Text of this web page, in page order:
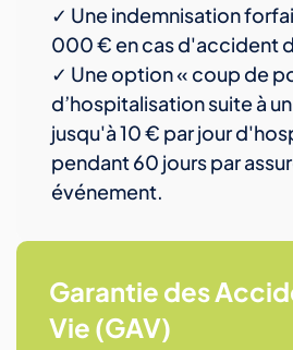
✓ Une indemnisation
000 € en cas d'accident
✓ Une option « coup de
d’hospitalisation suite à
jusqu'à 10 € par jour
pendant 60 jours par
événement.
Garantie des
Vie (GAV)